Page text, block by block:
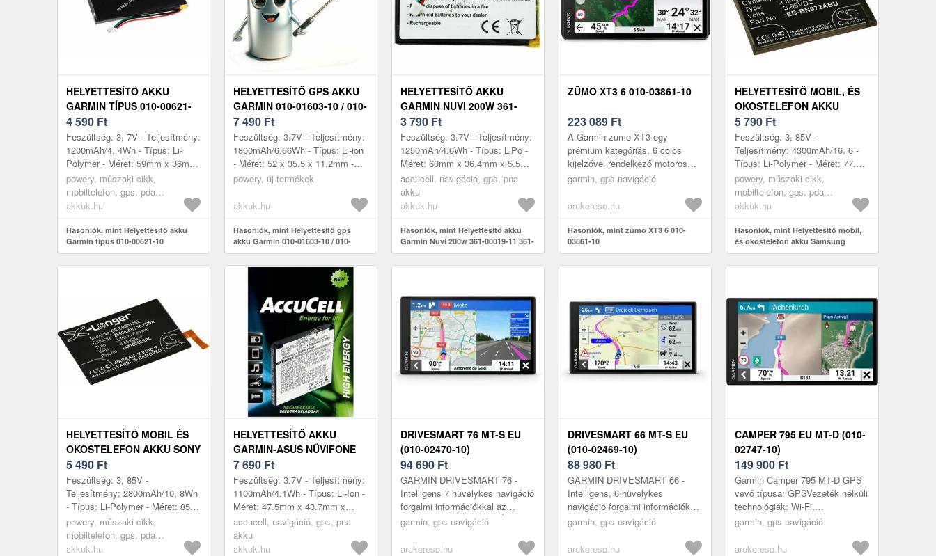
HELYETTESÍTŐ AKKU
GARMIN TÍPUS 010-00621-
10
4 590 Ft
Feszültség: 3, 7V - Teljesítmény:
1200mAh/4, 4Wh - Típus: Li-
Polymer - Méret: 59mm x 36mm
x 5mm
powery, műszaki cikk,
mobiltelefon, gps, pda
akkumulátor, töltő
akkuk.hu
Hasonlók, mint Helyettesítő akku
Garmin típus 010-00621-10
HELYETTESÍTŐ GPS AKKU
GARMIN 010-01603-10 / 010-
12110-003 1800MAH 6.66WH
3.7V
7 490 Ft
Feszültség: 3.7V - Teljesítmény:
1800mAh/6.66Wh - Típus: Li-ion
- Méret: 52 x 35.5 x 11.2mm -
kompatibilis modellek: Garmin
powery, új termékek
akkuk.hu
Hasonlók, mint Helyettesítő gps
akku Garmin 010-01603-10 / 010-
12110-003 1800mAh 6.66Wh 3.7V
HELYETTESÍTŐ AKKU
GARMIN NUVI 200W 361-
00019-11 361-001-11 010-
00621-10 GPS ÉS
NAVIGÁCIÓ
3 790 Ft
Feszültség: 3.7V - Teljesítmény:
1250mAh/4.6Wh - Típus: LiPo -
Méret: 60mm x 36.4mm x 5.5mm
- kompatibilis modellek: 361-
00019-11 Nuvi 200 Nuvi 250...
accucell, navigáció, gps, pna
akku
akkuk.hu
Hasonlók, mint Helyettesítő akku
Garmin Nuvi 200w 361-00019-11 361-
001-11 010-00621-10 GPS és
navigáció
ZŪMO XT3 6 010-03861-10
223 089 Ft
A Garmin zumo XT3 egy
prémium kategóriás, 6 colos
kijelzővel rendelkező motoros
navigációs eszköz, amely
lett terv...
garmin, gps navigáció
arukereso.hu
Hasonlók, mint zūmo XT3 6 010-
03861-10
HELYETTESÍTŐ MOBIL, ÉS
OKOSTELEFON AKKU
SAMSUNG GALAXY NOTE
10+, GALAXY NOTE 10 PLUS
5 790 Ft
Feszültség: 3, 85V -
Teljesítmény: 4300mAh/16, 6 -
Típus: Li-Polymer - Méret: 77,
24mm x 58, 20mm x 5, 30mm
powery, műszaki cikk,
mobiltelefon, gps, pda
akkumulátor, töltő
akkuk.hu
Hasonlók, mint Helyettesítő mobil,
és okostelefon akku Samsung
Galaxy Note 10+, Galaxy Note 10
Plus
HELYETTESÍTŐ MOBIL ÉS
OKOSTELEFON AKKU SONY
XPERIA 10
5 490 Ft
Feszültség: 3, 85V -
Teljesítmény: 2800mAh/10, 8Wh
- Típus: Li-Polymer - Méret: 85,
25mm x 49, 42mm x 3, 90mm
powery, műszaki cikk,
mobiltelefon, gps, pda
akkumulátor, töltő
akkuk.hu
HELYETTESÍTŐ AKKU
GARMIN-ASUS NÜVIFONE
A50 GARMIN FONE GPS ÉS
NAVIGÁCIÓ
7 690 Ft
Feszültség: 3.7V - Teljesítmény:
1100mAh/4.1Wh - Típus: Li-Ion -
Méret: 47.5mm x 43.7mm x
5.7mm - kompatibilis modellek:
07G016004146 361-00044-00 ...
accucell, navigáció, gps, pna
akku
akkuk.hu
DRIVESMART 76 MT-S EU
(010-02470-10)
94 690 Ft
GARMIN DRIVESMART 76 -
Intelligens 7 hüvelykes navigáció
forgalmi információkkal az
alkalmazáson keresztül Élvezze
ny...
garmin, gps navigáció
arukereso.hu
DRIVESMART 66 MT-S EU
(010-02469-10)
88 980 Ft
GARMIN DRIVESMART 66 -
Intelligens, 6 hüvelykes
navigáció forgalmi információkkal
az alkalmazáson keresztül
családi n...
garmin, gps navigáció
arukereso.hu
CAMPER 795 EU MT-D (010-
02747-10)
149 900 Ft
Garmin Camper 795 MT-D GPS
vevő típusa: GPSVezeték nélküli
technológiák: Wi-Fi,
BluetoothMéret (Szél. X Mag. X
cmKije...
garmin, gps navigáció
arukereso.hu